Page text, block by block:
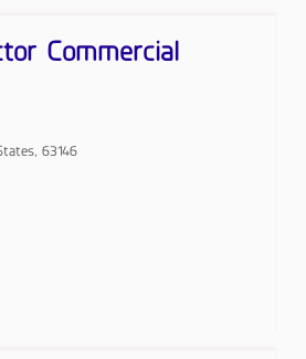
Commercial
63146